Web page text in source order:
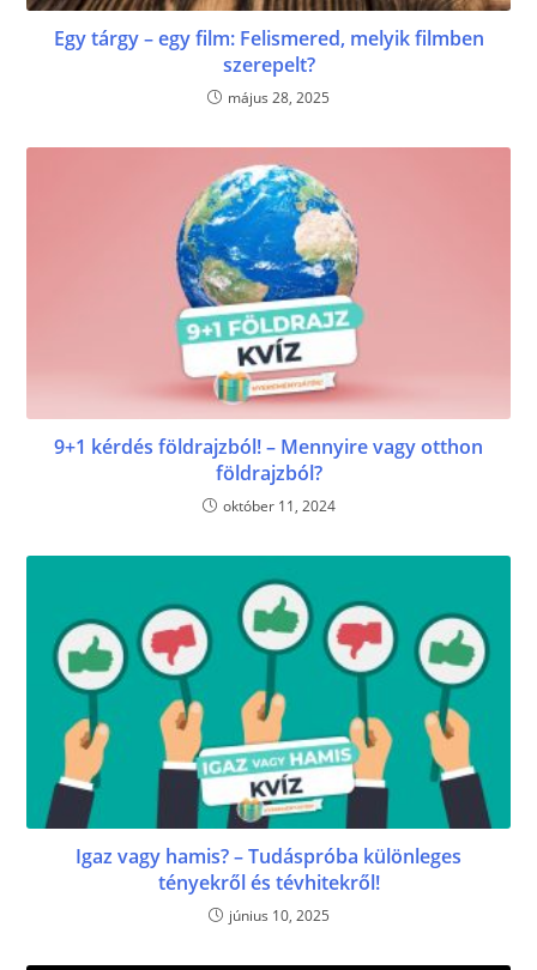
Egy tárgy – egy film: Felismered, melyik filmben
szerepelt?
május 28, 2025
9+1 kérdés földrajzból! – Mennyire vagy otthon
földrajzból?
október 11, 2024
Igaz vagy hamis? – Tudáspróba különleges
tényekről és tévhitekről!
június 10, 2025